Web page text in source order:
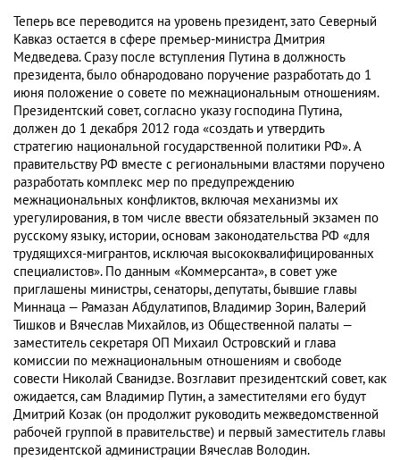
Теперь все переводится на уровень президент, зато Северный
Кавказ остается в сфере премьер-министра Дмитрия
Медведева. Сразу после вступления Путина в должность
президента, было обнародовано поручение разработать до 1
июня положение о совете по межнациональным отношениям.
Президентский совет, согласно указу господина Путина,
должен до 1 декабря 2012 года «создать и утвердить
стратегию национальной государственной политики РФ». А
правительству РФ вместе с региональными властями поручено
разработать комплекс мер по предупреждению
межнациональных конфликтов, включая механизмы их
урегулирования, в том числе ввести обязательный экзамен по
русскому языку, истории, основам законодательства РФ «для
трудящихся-мигрантов, исключая высококвалифицированных
специалистов». По данным «Коммерсанта», в совет уже
приглашены министры, сенаторы, депутаты, бывшие главы
Миннаца — Рамазан Абдулатипов, Владимир Зорин, Валерий
Тишков и Вячеслав Михайлов, из Общественной палаты —
заместитель секретаря ОП Михаил Островский и глава
комиссии по межнациональным отношениям и свободе
совести Николай Сванидзе. Возглавит президентский совет, как
ожидается, сам Владимир Путин, а заместителями его будут
Дмитрий Козак (он продолжит руководить межведомственной
рабочей группой в правительстве) и первый заместитель главы
президентской администрации Вячеслав Володин.